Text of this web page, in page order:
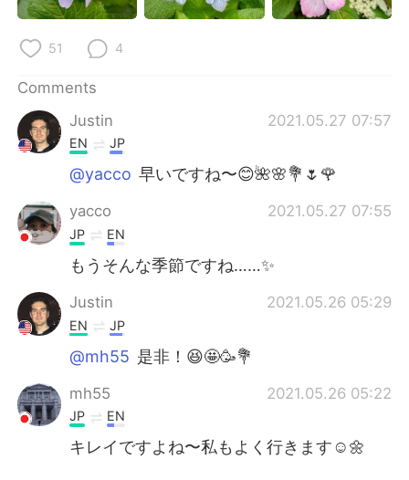
51 4
Comments
Justin
2021.05.27 07:57
EN JP
@yacco 早いですね〜😊🌺🌸💐🌷🌹
yacco 2021.05.27 07:55
JP EN
もうそんな季節ですね……✨
Justin 2021.05.26 05:29
EN JP
@mh55 是非！😆🤩🥳💐
mh55 2021.05.26 05:22
JP EN
キレイですよね〜私もよく行きます☺🌼